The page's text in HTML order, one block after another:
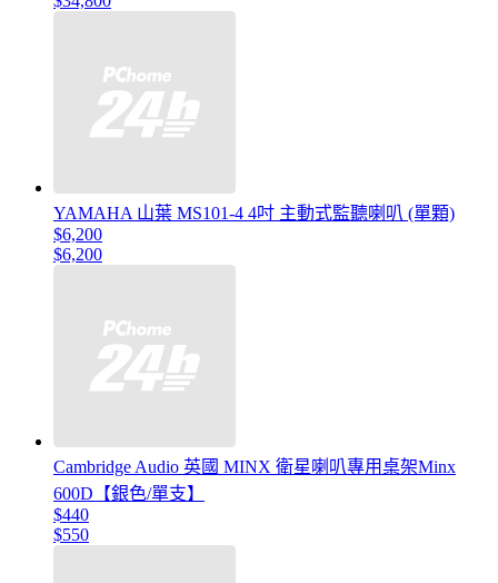
YAMAHA 山葉 MS101-4 4吋 主動式監聽喇叭 (單顆)
$6,200
$6,200
Cambridge Audio 英國 MINX 衛星喇叭專用桌架Minx
600D【銀色/單支】
$440
$550